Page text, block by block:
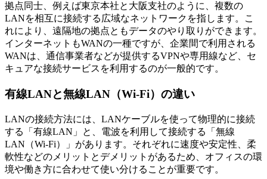
拠点同士、例えば東京本社と大阪支社のように、複数の
LANを相互に接続する広域なネットワークを指します。こ
れにより、遠隔地の拠点ともデータのやり取りができます。
インターネットもWANの一種ですが、企業間で利用される
WANは、通信事業者などが提供するVPNや専用線など、セ
キュアな接続サービスを利用するのが一般的です。
有線LANと無線LAN（Wi-Fi）の違い
LANの接続方法には、LANケーブルを使って物理的に接続
する「有線LAN」と、電波を利用して接続する「無線
LAN（Wi-Fi）」があります。それぞれに速度や安定性、柔
軟性などのメリットとデメリットがあるため、オフィスの環
境や働き方に合わせて使い分けることが重要です。